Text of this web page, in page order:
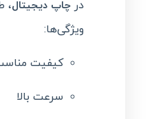
درچاپ دیجیتال،
ویژگی‌ها:
کیفیت
سرعت بالا